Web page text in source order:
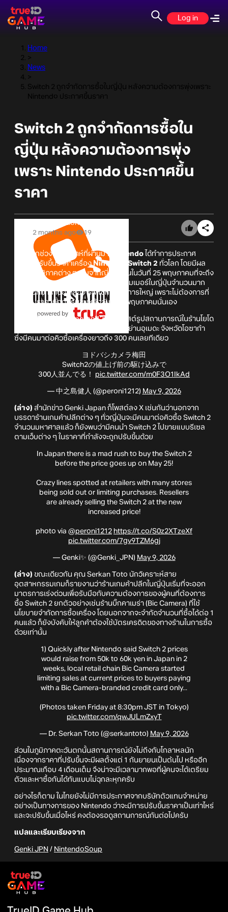
Log in
Home
>
News
>
Switch 2 ถูกจำกัดการซื้อในญี่ปุ่น หลังความต้องการพุ่งเพราะ
Nintendo ประกาศขึ้นราคา
Switch 2 ถูกจำกัดการซื้อใน
ญี่ปุ่น หลังความต้องการพุ่ง
เพราะ Nintendo ประกาศขึ้น
ราคา
Online Station
2 months ago
19
หลังจากช่วงสุดสัปดาห์ที่ผ่านมา Nintendo ได้ทำการประกาศ
เตรียมปรับขึ้นราคาเครื่อง Nintendo Switch 2 ทั่วโลก โดยมีผล
อิงตามภูมิภาคต่าง ๆ เริ่มจากญี่ปุ่นก่อนในวันที่ 25 พฤษภาคมที่จะถึง
นี้ และจากเหตุการณ์ที่เกิดขึ้น ได้ทำให้เกมเมอร์ในญี่ปุ่นจำนวนมาก
ต่างออกมาหาซื้อเครื่อง Switch 2 เป็นการใหญ่ เพราะไม่ต้องการที่
จะซื้อในราคาที่ถูกปรับขึ้นหลังวันที่ 25 พฤษภาคมนั่นเอง
ผู้ใช้ X นามว่า peroni1212 ได้โพสต์รูปสถานการณ์ในร้านโยโด
บาชิ คาเมร่า (Yodobashi Camera) ในย่านอุเมดะ จังหวัดโอซาก้า
ซึ่งมีคนมาต่อคิวซื้อเครื่องยาวถึง 300 คนเลยทีเดียว
ヨドバシカメラ梅田
Switch2の値上げ前の駆け込みで
300人並んでる！ pic.twitter.com/m0F3O1IkAd
— 中之島健人 (@peroni1212) May 9, 2026
(ล่าง) สำนักข่าว Genki Japan ก็โพสต์ลง X เช่นกันว่านอกจาก
บรรดาร้านเกมค้าปลีกต่าง ๆ ทั่วญี่ปุ่นจะมีคนมาต่อคิวซื้อ Switch 2
จำนวนมหาศาลแล้ว ก็ยังพบว่ามีคนนำ Switch 2 ไปขายแบบรีเซล
ตามเว็บต่าง ๆ ในราคาที่กำลังจะถูกปรับขึ้นด้วย
In Japan there is a mad rush to buy the Switch 2
before the price goes up on May 25!
Crazy lines spotted at retailers with many stores
being sold out or limiting purchases. Resellers
are already selling the Switch 2 at the new
increased price!
photo via @peroni1212 https://t.co/S0z2XTzeXf
pic.twitter.com/7gv9TZM6gj
— Genki✨ (@Genki_JPN) May 9, 2026
(ล่าง) ขณะเดียวกัน คุณ Serkan Toto นักวิเคราะห์สาย
อุตสาหกรรมเกมก็รายงานว่าร้านเกมค้าปลีกในญี่ปุ่นเริ่มที่จะออก
มาตรการเร่งด่วนเพื่อรับมือกับความต้องการของผู้คนที่ต้องการ
ซื้อ Switch 2 ยกตัวอย่างเช่นร้านบิ๊กคาเมร่า (Bic Camera) ที่ใช้
นโยบายจำกัดการซื้อเครื่อง โดยนอกจากจะจำกัดจำนวนที่ซื้อได้ต่อ 1
คนแล้ว ก็ยังบังคับให้ลูกค้าต้องใช้บัตรเครดิตของทางร้านในการซื้อ
ด้วยเท่านั้น
1) Quickly after Nintendo said Switch 2 prices
would raise from 50k to 60k yen in Japan in 2
weeks, local retail chain Bic Camera started
limiting sales at current prices to buyers paying
with a Bic Camera-branded credit card only...
(Photos taken Friday at 8:30pm JST in Tokyo)
pic.twitter.com/qwJULmZxyT
— Dr. Serkan Toto (@serkantoto) May 9, 2026
ส่วนในภูมิภาคตะวันตกนั้นสถานการณ์ยังไม่ถึงกับโกลาหลนัก
เนื่องจากราคาที่ปรับขึ้นจะมีผลตั้งแต่ 1 กันยายนเป็นต้นไป หรืออีก
ประมาณเกือบ 4 เดือนเต็ม จึงน่าจะมีเวลามากพอที่ผู้คนจะได้เตรียม
ตัวและหาซื้อกันได้ทันแบบไม่ฉุกละหุกครับ
อย่างไรก็ตาม ในไทยยังไม่มีการประกาศจากบริษัทตัวแทนจำหน่าย
อย่างเป็นทางการของ Nintendo ว่าจะมีการปรับขึ้นราคาเป็นเท่าไหร่
และจะปรับขึ้นเมื่อไหร่ คงต้องรอดูสถานการณ์กันต่อไปครับ
แปลและเรียบเรียงจาก
Genki JPN / NintendoSoup